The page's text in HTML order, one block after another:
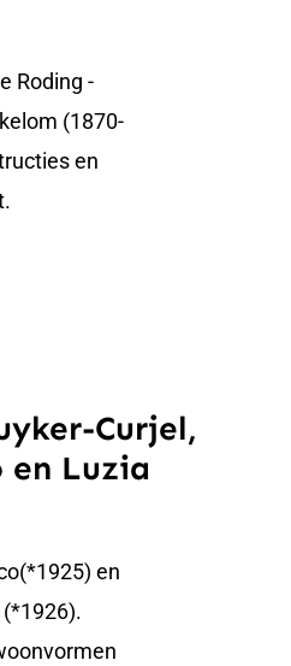
Roding -
(1870-
en
Curjel,
en Luzia
en